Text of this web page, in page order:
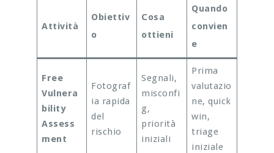
Attività
Obiettiv
o
Cosa
ottieni
Quando
convien
e
Free
Vulnera
bility
Assess
ment
Fotograf
ia rapida
del
rischio
Segnali,
misconfi
g,
priorità
iniziali
Prima
valutazio
ne, quick
win,
triage
iniziale